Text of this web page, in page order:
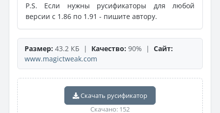
P.S. Если нужны русификаторы для любой
версии с 1.86 по 1.91 - пишите автору.
Размер: 43.2 КБ | Качество: 90% | Сайт:
www.magictweak.com
Скачать русификатор
Скачано: 152